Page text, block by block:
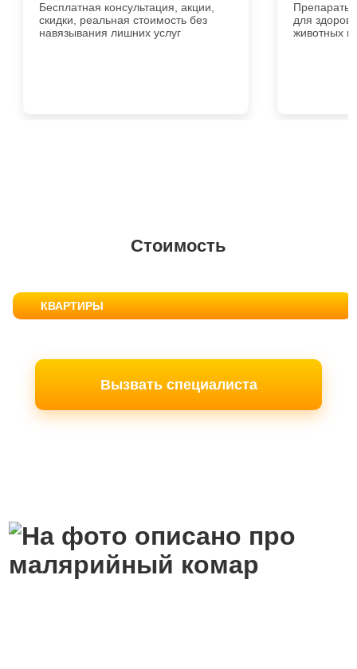
Бесплатная консультация, акции,
скидки, реальная стоимость без
навязывания лишних услуг
Препараты
для
животных
Стоимость
КВАРТИРЫ
Вызвать специалиста